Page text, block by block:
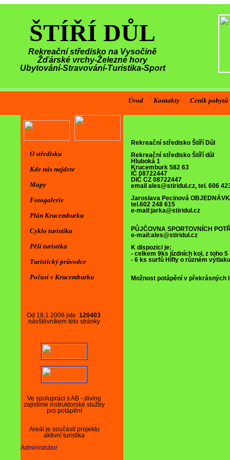
ŠTÍŘÍ DŮL
Rekreační středisko na Vysočině
Žďárské vrchy-Železné hory
Ubytování-Stravování-Turistika-Sport
Úvod Kontakty Ceník pobytů
Rekreační středisko Štíří Důl
Rekreační středisko Štíří důl
Hluboká 1
Krucemburk 582 63
IČ 08722447
DIČ CZ 08722447
email ales@stiridul.cz, tel. 606
Jaroslava Pecinová
tel.602 248 615
e-mail:jarka@stiridul.cz
PŮJČOVNA SPORTOVNÍCH
e-mail:ales@stiridul.cz
K dispozici je:
- celkem 9ks jízdních kol, z toho
- 6 ks surfů Hifly o různém
Možnost potápění v překrásných
Od 18.1.2006 jste 120403
návštěvníkem této stránky
Ve spolupráci s AB - diving
zajistíme instruktorské služby
pro potápění
Areál je součástí projektu
aktivní turistika
Administrátor
O středisku
Kde nás najdete
Mapy
Fotogalerie
Plán Krucemburku
Cyklo turistika
Pěší turistika
Turistický průvodce
Počasí v Krucemburku